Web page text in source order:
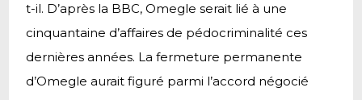
t-il. D’après la BBC, Omegle serait lié à une
cinquantaine d’affaires de pédocriminalité ces
dernières années. La fermeture permanente
d’Omegle aurait figuré parmi l’accord négocié